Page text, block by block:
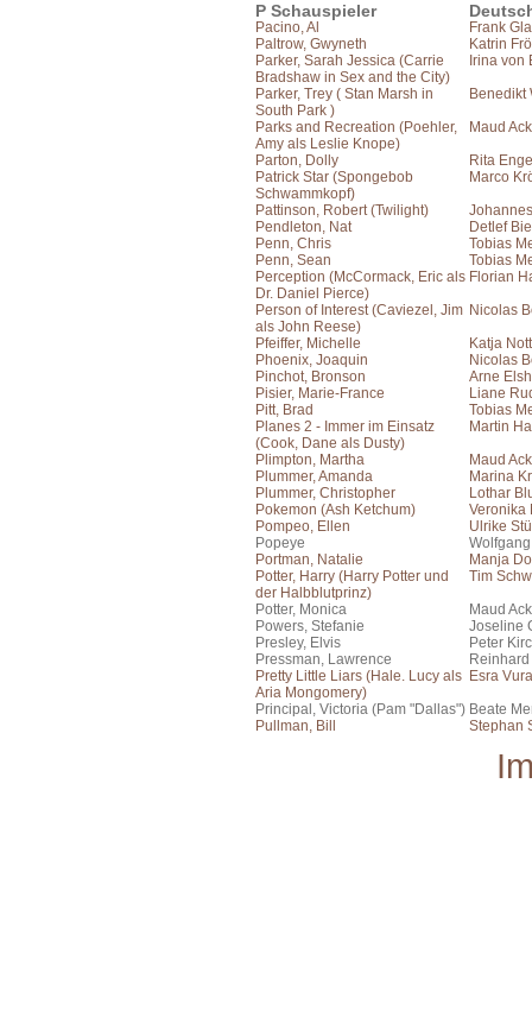
P Schauspieler
Pacino, Al
Frank
Paltrow, Gwyneth
Katrin
Parker, Sarah Jessica (Carrie
Bradshaw in Sex and the City)
Irina von
Parker, Trey ( Stan Marsh in
South Park )
Benedikt
Parks and Recreation (Poehler,
Amy als Leslie Knope)
Maud
Parton, Dolly
Rita
Patrick Star (Spongebob
Schwammkopf)
Marco
Pattinson, Robert (Twilight)
Pendleton, Nat
Detlef
Penn, Chris
Tobias
Penn, Sean
Tobias
Perception (McCormack, Eric als
Dr. Daniel Pierce)
Florian
Person of Interest (Caviezel, Jim
als John Reese)
Nicolas
Pfeiffer, Michelle
Katja
Phoenix, Joaquin
Nicolas
Pinchot, Bronson
Arne
Pisier, Marie-France
Liane
Pitt, Brad
Tobias
Planes 2 - Immer im Einsatz
(Cook, Dane als Dusty)
Martin
Plimpton, Martha
Maud
Plummer, Amanda
Marina
Plummer, Christopher
Lothar
Pokemon (Ash Ketchum)
Veronika
Pompeo, Ellen
Ulrike
Popeye
Portman, Natalie
Manja
Potter, Harry (Harry Potter und
der Halbblutprinz)
Tim
Potter, Monica
Maud
Powers, Stefanie
Joseline
Presley, Elvis
Peter
Pressman, Lawrence
Pretty Little Liars (Hale. Lucy als
Aria Mongomery)
Esra
Principal, Victoria (Pam "Dallas") Beate
Pullman, Bill
Stephan